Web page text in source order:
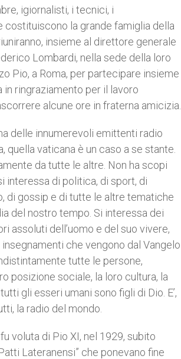
igiornalisti, i tecnici, i
costituiscono la grande famiglia della
insieme al direttore generale
Lombardi, nella sede della loro
Pio, a Roma, per partecipare insieme
in ringraziamento per il lavoro
alcune ore in fraterna amicizia.
delle innumerevoli emittenti radio
quella vaticana è un caso a se stante.
da tutte le altre. Non ha scopi
interessa di politica, di sport, di
di gossip e di tutte le altre tematiche
del nostro tempo. Si interessa dei
assoluti dell’uomo e del suo vivere,
che vengono dal Vangelo
tutte le persone,
posizione sociale, la loro cultura, la
gli esseri umani sono figli di Dio. E’,
la radio del mondo.
voluta di Pio XI, nel 1929, subito
Lateranensi” che ponevano fine